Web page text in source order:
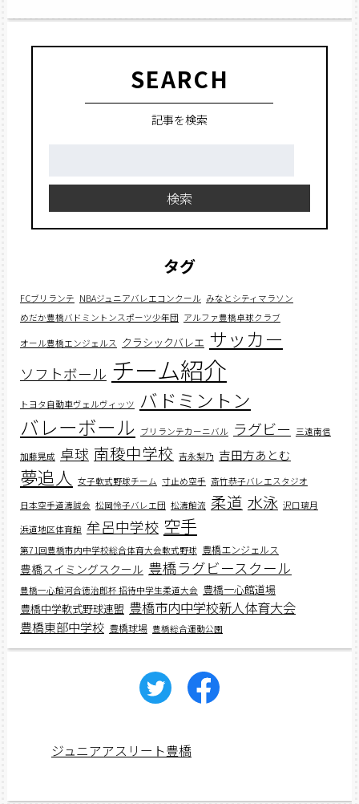
SEARCH
記事を検索
検索
タグ
FCブリランテ NBAジュニアバレエコンクール みなとシティマラソン
めだか豊橋バドミントンスポーツ少年団 アルファ豊橋卓球クラブ
オール豊橋エンジェルス クラシックバレエ サッカー
ソフトボール チーム紹介
トヨタ自動車ヴェルヴィッツ バドミントン
バレーボール ブリランテカーニバル ラグビー 三遠南信
加藤晃成 卓球 南稜中学校 吉永梨乃 吉田方あとむ
夢追人 女子軟式野球チーム 寸止め空手 斎竹恭子バレエスタジオ
日本空手道濤誠会 松岡怜子バレエ団 松濤館流 柔道 水泳 沢口璃月
浜道地区体育館 牟呂中学校 空手
第71回豊橋市内中学校総合体育大会軟式野球 豊橋エンジェルス
豊橋スイミングスクール 豊橋ラグビースクール
豊橋一心館河合徳治郎杯 招待中学生柔道大会 豊橋一心館道場
豊橋中学軟式野球連盟 豊橋市内中学校新人体育大会
豊橋東部中学校 豊橋球場 豊橋総合運動公園
ジュニアアスリート豊橋